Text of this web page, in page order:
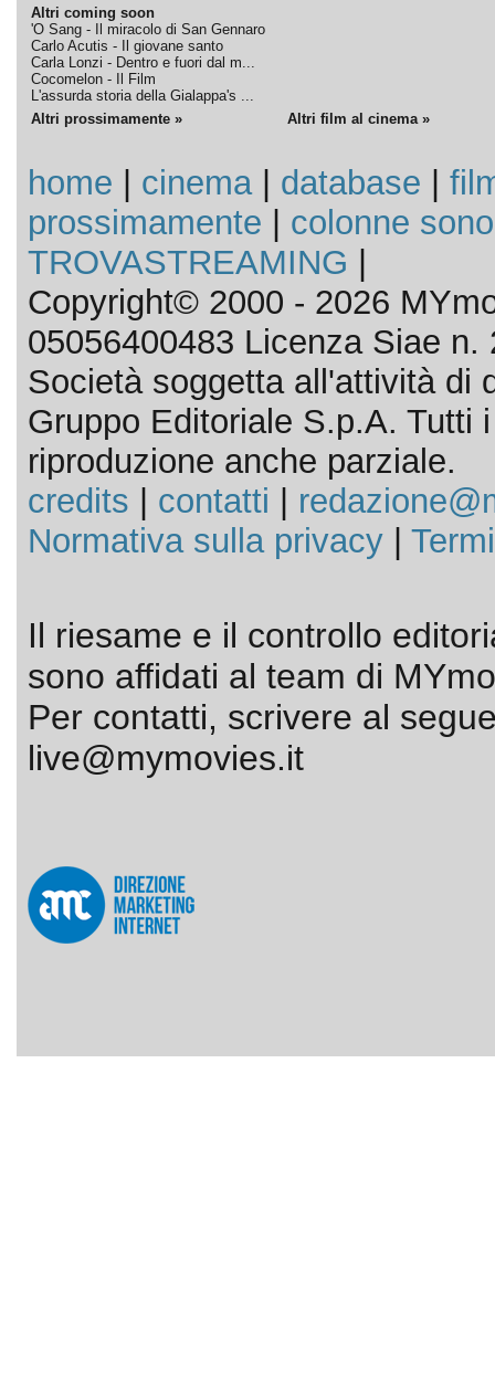
Altri coming soon
'O Sang - Il miracolo di San Gennaro
Carlo Acutis - Il giovane santo
Carla Lonzi - Dentro e fuori dal m...
Cocomelon - Il Film
L'assurda storia della Gialappa's ...
Altri prossimamente » Altri film al cinema »
home cinema| database
prossimamente
colonne
TROVASTREAMING
Copyright© 2000 - 2026
05056400483 Licenza Siae n.
Società soggetta all'attività di
Gruppo Editoriale S.p.A. Tutti
riproduzione anche parziale.
credits
contatti
Normativa sulla privacy|
Il riesame e il controllo
sono affidati al team di
Per contatti, scrivere al
live@mymovies.it